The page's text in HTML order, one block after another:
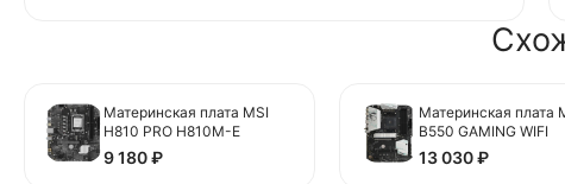
Материнская плата MSI
H810 PRO H810M-E
9 180₽
Материнская плата
B550 GAMING WIFI
13 030₽